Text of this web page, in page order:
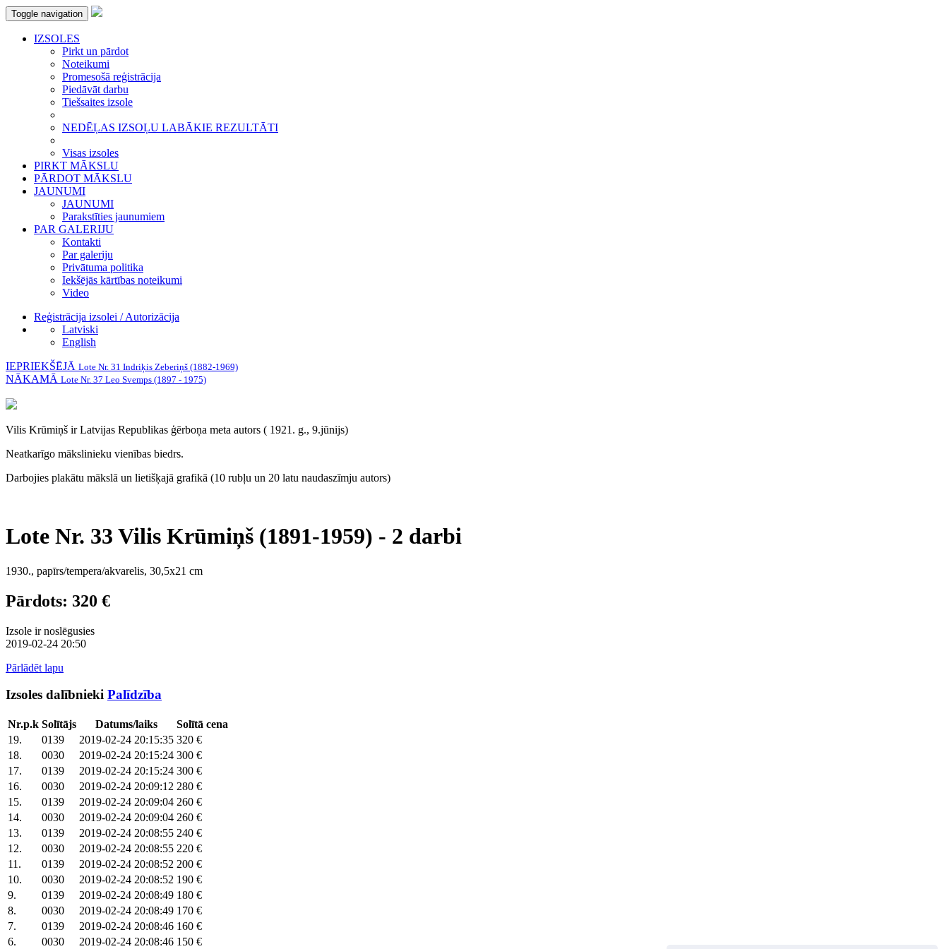
Toggle navigation
IZSOLES
Pirkt un pārdot
Noteikumi
Promesošā reģistrācija
Piedāvāt darbu
Tiešsaites izsole
NEDĒĻAS IZSOĻU LABĀKIE REZULTĀTI
Visas izsoles
PIRKT MĀKSLU
PĀRDOT MĀKSLU
JAUNUMI
JAUNUMI
Parakstīties jaunumiem
PAR GALERIJU
Kontakti
Par galeriju
Privātuma politika
Iekšējās kārtības noteikumi
Video
Reģistrācija izsolei / Autorizācija
Latviski
English
IEPRIEKŠĒJĀ Lote Nr. 31 Indriķis Zeberiņš (1882-1969)
NĀKAMĀ Lote Nr. 37 Leo Svemps (1897 - 1975)
Vilis Krūmiņš ir Latvijas Republikas ģērboņa meta autors ( 1921. g., 9.jūnijs)
Neatkarīgo mākslinieku vienības biedrs.
Darbojies plakātu mākslā un lietišķajā grafikā (10 rubļu un 20 latu naudaszīmju autors)
Lote Nr. 33 Vilis Krūmiņš (1891-1959) - 2 darbi
1930., papīrs/tempera/akvarelis, 30,5x21 cm
Pārdots: 320 €
Izsole ir noslēgusies
2019-02-24 20:50
Pārlādēt lapu
Izsoles dalībnieki Palīdzība
Nr.p.k Solītājs Datums/laiks
Solītā cena
19.
0139 2019-02-24 20:15:35 320 €
18.
0030 2019-02-24 20:15:24 300 €
17.
0139 2019-02-24 20:15:24 300 €
16.
0030 2019-02-24 20:09:12 280 €
15.
0139 2019-02-24 20:09:04 260 €
14.
0030 2019-02-24 20:09:04 260 €
13.
0139 2019-02-24 20:08:55 240 €
12.
0030 2019-02-24 20:08:55 220 €
11.
0139 2019-02-24 20:08:52 200 €
10.
0030 2019-02-24 20:08:52 190 €
9.
0139 2019-02-24 20:08:49 180 €
8.
0030 2019-02-24 20:08:49 170 €
7.
0139 2019-02-24 20:08:46 160 €
6.
0030 2019-02-24 20:08:46 150 €